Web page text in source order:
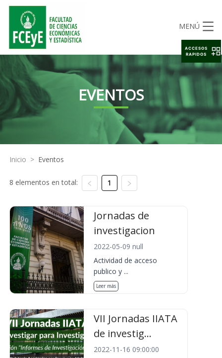
MENÚ
EVENTOS
Inicio > Eventos
8 elementos en total: 1
Jornadas de
investigacion
2022-05-09 null
Actividad de acceso
publico y ...
Leer más
VII Jornadas IIATA
de investig...
2022-11-16 09:00:00
ACCESOS
RAPIDOS